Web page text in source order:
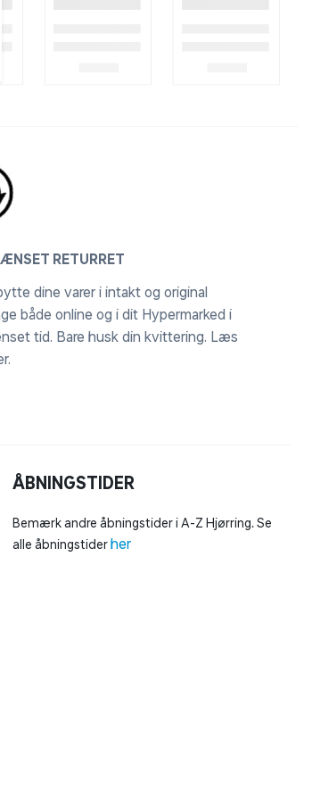
RETURRET
dine varer i intakt og original
både online og i dit Hypermarked i
tid. Bare husk din kvittering. Læs
.
ÅBNINGSTIDER
Bemærk andre åbningstider i A-Z Hjørring. Se
alle åbningstiderher